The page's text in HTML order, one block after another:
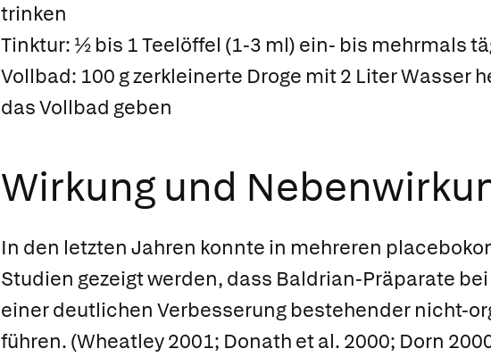
trinken
Tinktur: ½ bis 1 Teelöffel (1-3 ml) ein- bis mehrmals
Vollbad: 100 g zerkleinerte Droge mit 2 Liter Wasser
das Vollbad geben
Wirkung und
In den letzten Jahren konnte in mehreren
Studien gezeigt werden, dass Baldrian-Präparate
einer deutlichen Verbesserung bestehender nicht-
führen. (Wheatley 2001; Donath et al. 2000; Dorn